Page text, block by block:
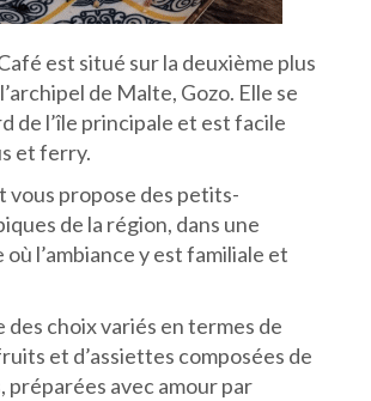
est situé sur la deuxième plus
de Malte, Gozo. Elle se
de l’île principale et est facile
et ferry.
vous propose des petits-
de la région, dans une
l’ambiance y est familiale et
choix variés en termes de
et d’assiettes composées de
préparées avec amour par